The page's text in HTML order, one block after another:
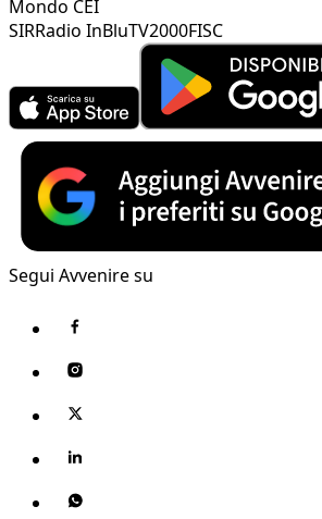
Mondo CEI
SIRRadio InBluTV2000FISC
Segui Avvenire su